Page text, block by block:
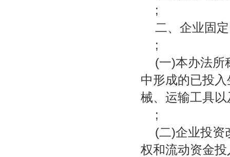
;
二、企业固
;
(一)本办法所
中形成的已投
械、运输工具
;
(二)企业投资
权和流动资金